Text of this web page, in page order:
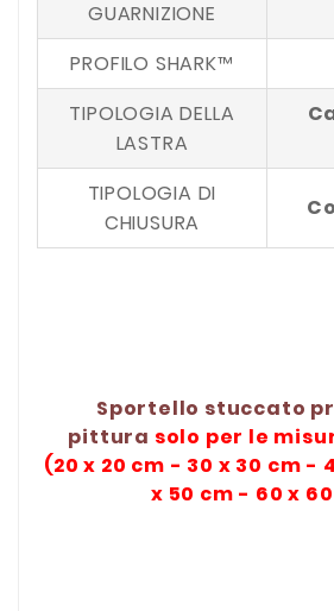
GUARNIZIONE
PROFILO SHARK™
TIPOLOGIA DELLA
LASTRA
TIPOLOGIA DI
CHIUSURA
Sportello stuccato
pittura solo per le
(20 x 20 cm - 30 x 30 cm -
x 50 cm - 60 x